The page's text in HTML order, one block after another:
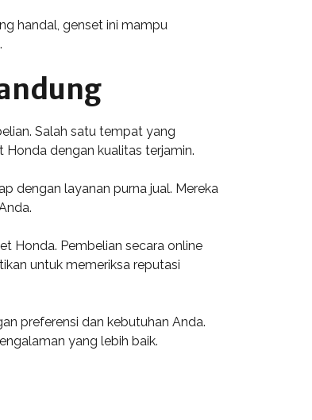
handal, genset ini mampu
Salah satu tempat yang
dengan kualitas terjamin.
dengan layanan purna jual. Mereka
Honda. Pembelian secara online
untuk memeriksa reputasi
preferensi dan kebutuhan Anda.
yang lebih baik.